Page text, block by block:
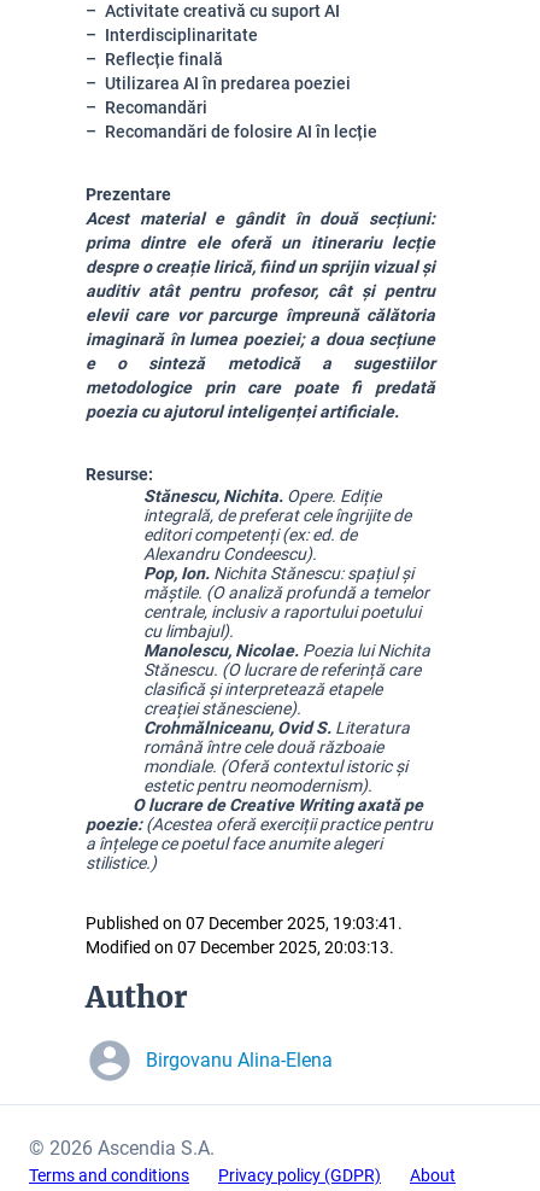
Activitate creativă cu suport AI
Interdisciplinaritate
Reflecție finală
Utilizarea AI în predarea poeziei
Recomandări
Recomandări de folosire AI în lecție
Prezentare
Acest material e gândit în două secțiuni:
prima dintre ele oferă un itinerariu lecție
despre o creație lirică, fiind un sprijin vizual și
auditiv atât pentru profesor, cât și pentru
elevii care vor parcurge împreună călătoria
imaginară în lumea poeziei; a doua secțiune
e o sinteză metodică a sugestiilor
metodologice prin care poate fi predată
poezia cu ajutorul inteligenței artificiale.
Resurse:
Stănescu, Nichita. Opere. Ediție
integrală, de preferat cele îngrijite de
editori competenți (ex: ed. de
Alexandru Condeescu).
Pop, Ion. Nichita Stănescu: spațiul și
măștile. (O analiză profundă a temelor
centrale, inclusiv a raportului poetului
cu limbajul).
Manolescu, Nicolae. Poezia lui Nichita
Stănescu. (O lucrare de referință care
clasifică și interpretează etapele
creației stănesciene).
Crohmălniceanu, Ovid S. Literatura
română între cele două războaie
mondiale. (Oferă contextul istoric și
estetic pentru neomodernism).
O lucrare de Creative Writing axată pe
poezie: (Acestea oferă exerciții practice pentru
a înțelege ce poetul face anumite alegeri
stilistice.)
Published on 07 December 2025, 19:03:41.
Modified on 07 December 2025, 20:03:13.
Author
Birgovanu Alina-Elena
© 2026 Ascendia S.A.
Terms and conditions Privacy policy (GDPR) About